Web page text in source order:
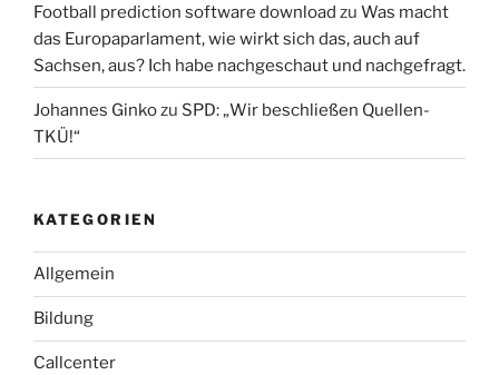
Football prediction software download zu Was macht
das Europaparlament, wie wirkt sich das, auch auf
Sachsen, aus? Ich habe nachgeschaut und nachgefragt.
Johannes Ginkozu SPD: „Wir beschließen Quellen-
TKÜ!“
KATEGORIEN
Allgemein
Bildung
Callcenter